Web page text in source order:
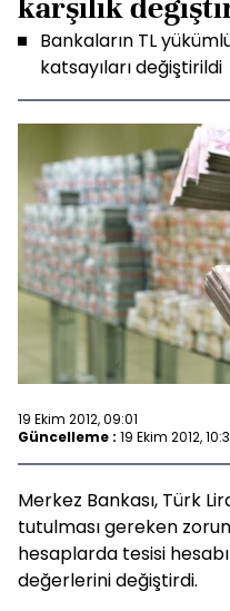
karşılık
Bankaların TL
katsayıları değiştirildi
19 Ekim 2012, 09:01
Güncelleme : 19 Ekim 2012,
Merkez Bankası, Türk
tutulması gereken
hesaplarda tesisi
değerlerini değiştirdi.